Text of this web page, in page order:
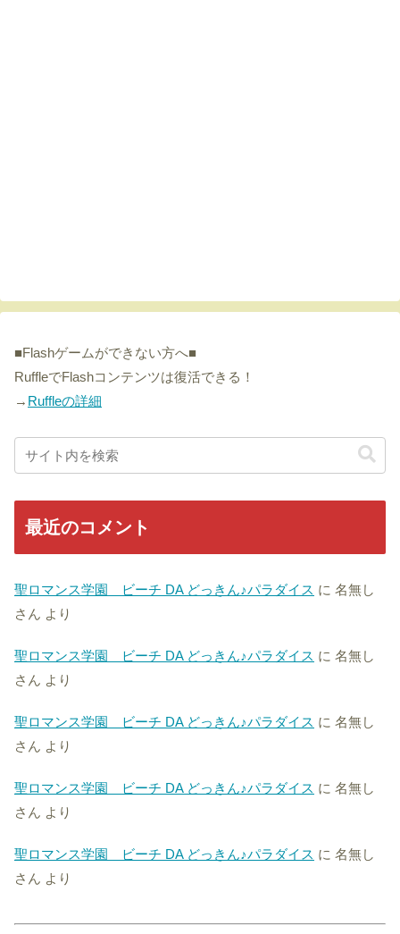
■Flashゲームができない方へ■
RuffleでFlashコンテンツは復活できる！
→ Ruffleの詳細
最近のコメント
聖ロマンス学園 ビーチ DA どっきん♪パラダイス に 名無し
さん より
聖ロマンス学園 ビーチ DA どっきん♪パラダイス に 名無し
さん より
聖ロマンス学園 ビーチ DA どっきん♪パラダイス に 名無し
さん より
聖ロマンス学園 ビーチ DA どっきん♪パラダイス に 名無し
さん より
聖ロマンス学園 ビーチ DA どっきん♪パラダイス に 名無し
さん より